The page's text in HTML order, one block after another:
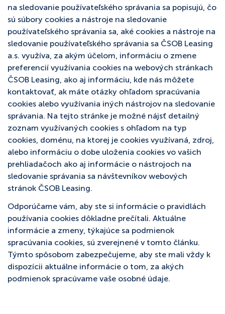
na sledovanie používateľského správania sa popisujú, čo
sú súbory cookies a nástroje na sledovanie
používateľského správania sa, aké cookies a nástroje na
sledovanie používateľského správania sa ČSOB Leasing
a.s. využíva, za akým účelom, informáciu o zmene
preferencií využívania cookies na webových stránkach
ČSOB Leasing, ako aj informáciu, kde nás môžete
kontaktovať, ak máte otázky ohľadom spracúvania
cookies alebo využívania iných nástrojov na sledovanie
správania. Na tejto stránke je možné nájsť detailný
zoznam využívaných cookies s ohľadom na typ
cookies, doménu, na ktorej je cookies využívaná, zdroj,
alebo informáciu o dobe uloženia cookies vo vašich
prehliadačoch ako aj informácie o nástrojoch na
sledovanie správania sa návštevníkov webových
stránok ČSOB Leasing.
Odporúčame vám, aby ste si informácie o pravidlách
používania cookies dôkladne prečítali. Aktuálne
informácie a zmeny, týkajúce sa podmienok
spracúvania cookies, sú zverejnené v tomto článku.
Týmto spôsobom zabezpečujeme, aby ste mali vždy k
dispozícii aktuálne informácie o tom, za akých
podmienok spracúvame vaše osobné údaje.